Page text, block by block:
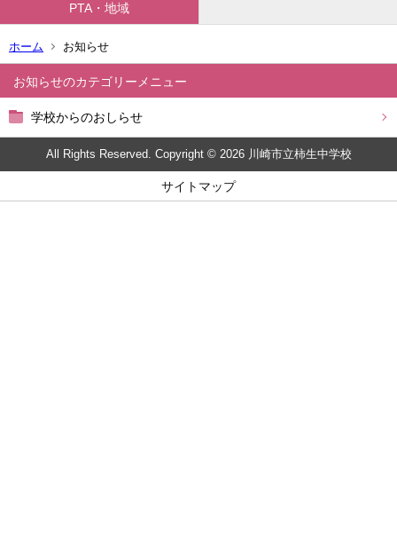
PTA・地域
ホーム お知らせ
お知らせ
学校からのおしらせ
All Rights Reserved. Copyright © 2026 川崎市立柿生中学校
サイトマップ